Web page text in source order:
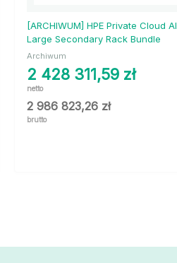
[ARCHIWUM] HPE Private Cloud AI
Large Secondary Rack Bundle
Archiwum
2 428 311,59 zł
netto
2 986 823,26 zł
brutto